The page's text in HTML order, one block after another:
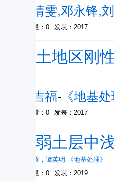
刘倩雯,邓永锋,
被引量：0 发表：2017
软土地区刚
刘吉福- 《地基处
被引量：0 发表：2017
软弱土层中
杨守臻 ， 谭英明- 《地基处理》
被引量：0
发表：2019